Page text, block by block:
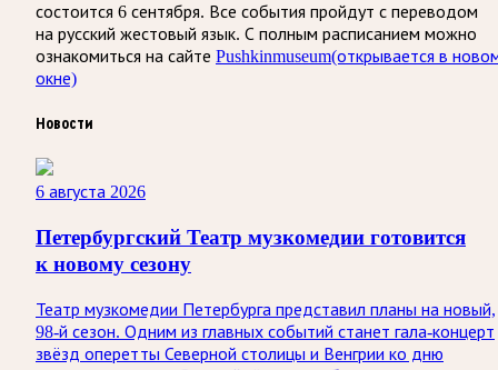
состоится 6 сентября. Все события пройдут с переводом
на русский жестовый язык. С полным расписанием можно
ознакомиться на сайте Pushkinmuseum(открывается в
окне)
Новости
6 августа 2026
Петербургский Театр музкомедии готовится
к новому сезону
Театр музкомедии Петербурга представил планы на новый,
98-й сезон. Одним из главных событий станет гала-концерт
звёзд оперетты Северной столицы и Венгрии ко дню